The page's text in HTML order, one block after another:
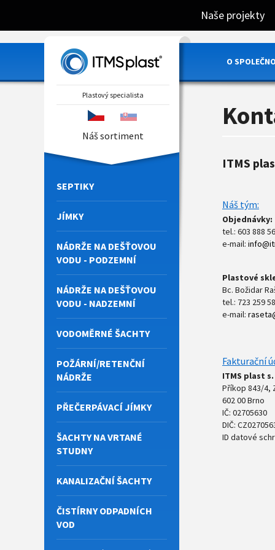
Naše projekty
SORTIMENT
O
Plastový specialista
Náš sortiment
SEPTIKY
JÍMKY
NÁDRŽE NA DEŠŤOVOU
VODU - PODZEMNÍ
NÁDRŽE NA DEŠŤOVOU
VODU - NADZEMNÍ
VODOMĚRNÉ ŠACHTY
POŽÁRNÍ/RETENČNÍ
NÁDRŽE
PŘEČERPÁVACÍ JÍMKY
ŠACHTY NA VRTANÉ
STUDNY
KANALIZAČNÍ ŠACHTY
ČISTÍRNY ODPADNÍCH
VOD
ITMS
Náš tým:
Objednávky:
tel.: 603 888
e-mail:
Plastové
Bc. Božidar
tel.: 723 259
e-mail:
Fakturační
ITMS plast
Příkop 843/4,
602 00 Brno
IČ: 02705630
DIČ:
ID datové